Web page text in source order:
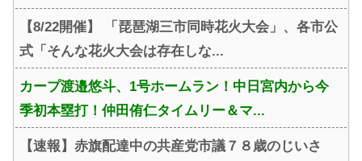
【8/22開催】 「琵琶湖三市同時花火大会」、各市公
式「そんな花火大会は存在しな...
カープ渡邉悠斗、1号ホームラン！中日宮内から今
季初本塁打！仲田侑仁タイムリー＆マ...
【速報】赤旗配達中の共産党市議７８歳のじいさ